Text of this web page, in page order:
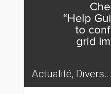
Actualité, Divers...